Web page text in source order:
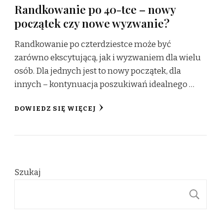
Randkowanie po 40-tce – nowy
początek czy nowe wyzwanie?
Randkowanie po czterdziestce może być
zarówno ekscytującą, jak i wyzwaniem dla wielu
osób. Dla jednych jest to nowy początek, dla
innych – kontynuacja poszukiwań idealnego …
DOWIEDZ SIĘ WIĘCEJ
Szukaj